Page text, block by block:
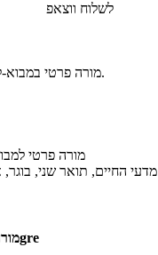
לשלוח ווצאפ
מורה פרטי
מדעי החיים, תואר שני, בוגר,
מורה פרטי לביוכימיה ולgre